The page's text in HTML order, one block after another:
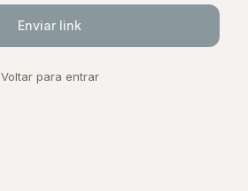
Enviar link
Voltar para entrar